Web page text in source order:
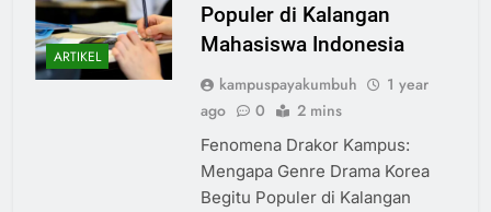
ARTIKEL
Populer di Kalangan
Mahasiswa Indonesia
kampuspayakumbuh
1 year
ago
0 2 mins
Fenomena Drakor Kampus:
Mengapa Genre Drama Korea
Begitu Populer di Kalangan